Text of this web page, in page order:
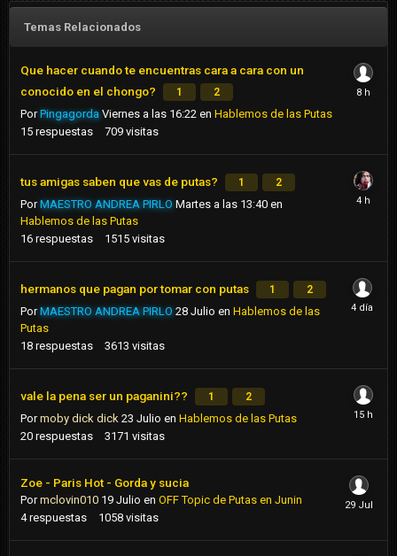
Temas Relacionados
Que hacer cuando te encuentras cara a cara con un
conocido en el chongo?
1 2
PorPingagorda Viernes a las 16:22 en Hablemos de las Putas
15 respuestas 709 visitas
tus amigas saben que vas de putas? 1 2
PorMAESTRO ANDREA PIRLO Martes a las 13:40 en
Hablemos de las Putas
16 respuestas 1515 visitas
hermanos que pagan por tomar con putas 1 2
PorMAESTRO ANDREA PIRLO 28 Julio en Hablemos de las
Putas
18 respuestas 3613 visitas
vale la pena ser un paganini?? 1 2
Pormoby dick dick 23 Julio en Hablemos de las Putas
20 respuestas 3171 visitas
Zoe - Paris Hot - Gorda y sucia
Pormclovin010 19 Julio en OFF Topic de Putas en Junin
4 respuestas 1058 visitas